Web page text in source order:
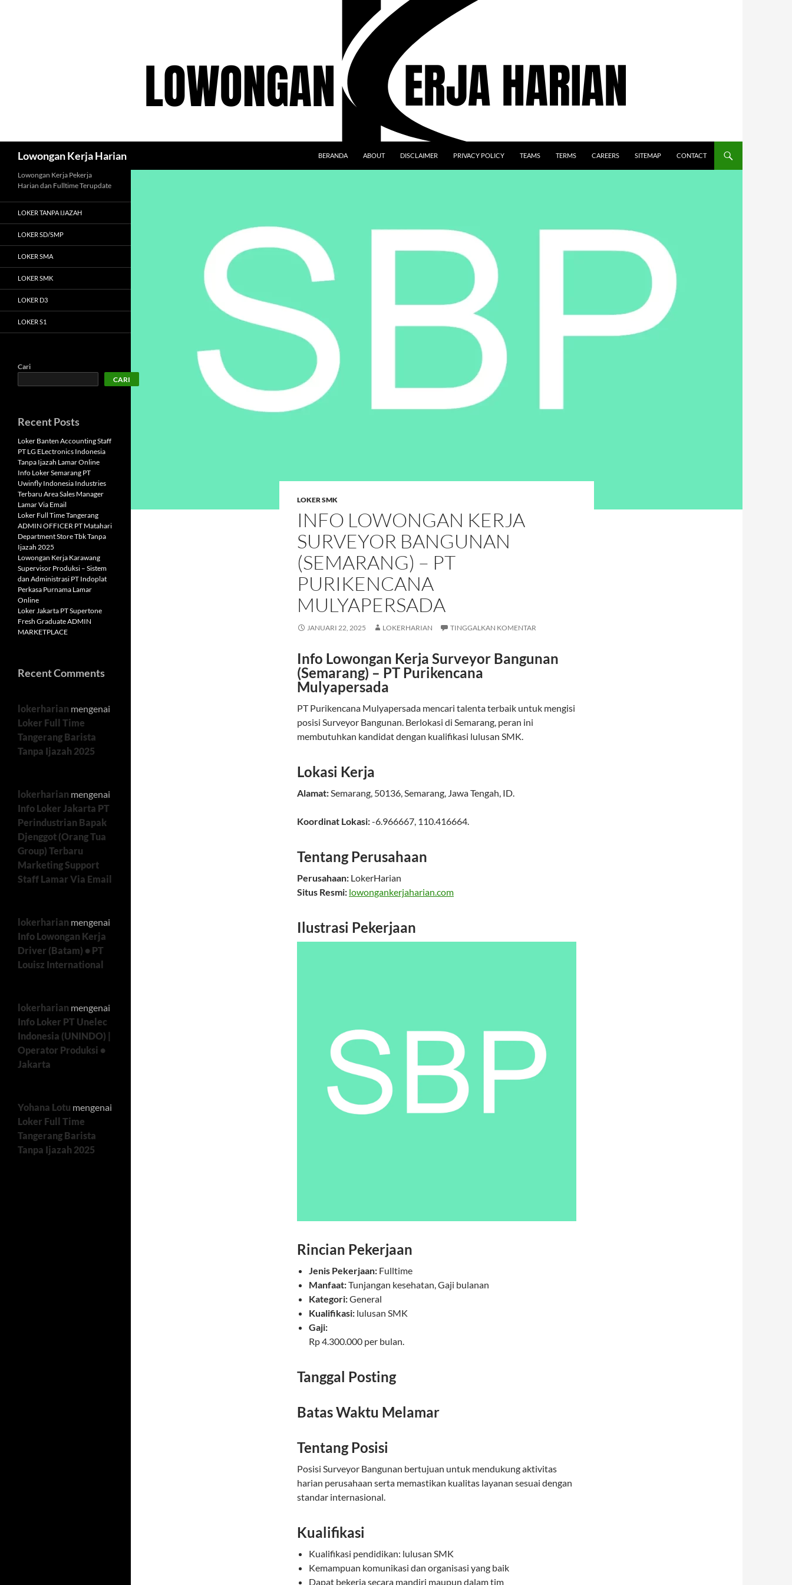
Lowongan Kerja Harian BERANDA ABOUT DISCLAIMER PRIVACY POLICY TEAMS TERMS CAREERS SITEMAP CONTACT
LOKER SMK
INFO LOWONGAN KERJA
SURVEYOR BANGUNAN
(SEMARANG) – PT
PURIKENCANA
MULYAPERSADA
JANUARI 22, 2025 LOKERHARIAN TINGGALKAN KOMENTAR
Info Lowongan Kerja Surveyor Bangunan
(Semarang) – PT Purikencana
Mulyapersada
PT Purikencana Mulyapersada mencari talenta terbaik untuk mengisi
posisi Surveyor Bangunan. Berlokasi di Semarang, peran ini
membutuhkan kandidat dengan kualifikasi lulusan SMK.
Lokasi Kerja
Alamat:Semarang, 50136,Semarang, Jawa Tengah, ID.
Koordinat Lokasi:-6.966667, 110.416664.
Tentang Perusahaan
Perusahaan: LokerHarian
Situs Resmi: lowongankerjaharian.com
Ilustrasi Pekerjaan
Rincian Pekerjaan
Jenis Pekerjaan: Fulltime
Manfaat:Tunjangan kesehatan, Gaji bulanan
Kategori:General
Kualifikasi: lulusan SMK
Gaji:
Rp 4.300.000 per bulan.
Tanggal Posting
Batas Waktu Melamar
Tentang Posisi
Posisi Surveyor Bangunan bertujuan untuk mendukung aktivitas
harian perusahaan serta memastikan kualitas layanan sesuai dengan
standar internasional.
Kualifikasi
Kualifikasi pendidikan: lulusan SMK
Kemampuan komunikasi dan organisasi yang baik
Dapat bekerja secara mandiri maupun dalam tim
Lowongan Kerja Pekerja
Harian dan Fulltime Terupdate
LOKER TANPA IJAZAH
LOKER SD/SMP
LOKER SMA
LOKER SMK
LOKER D3
LOKER S1
Cari
CARI
Recent Posts
Loker Banten Accounting Staff
PT LG ELectronics Indonesia
Tanpa Ijazah Lamar Online
Info Loker Semarang PT
Uwinfly Indonesia Industries
Terbaru Area Sales Manager
Lamar Via Email
Loker Full Time Tangerang
ADMIN OFFICER PT Matahari
Department Store Tbk Tanpa
Ijazah 2025
Lowongan Kerja Karawang
Supervisor Produksi – Sistem
dan Administrasi PT Indoplat
Perkasa Purnama Lamar
Online
Loker Jakarta PT Supertone
Fresh Graduate ADMIN
MARKETPLACE
Recent Comments
lokerharian mengenai
Loker Full Time
Tangerang Barista
Tanpa Ijazah 2025
lokerharian mengenai
Info Loker Jakarta PT
Perindustrian Bapak
Djenggot (Orang Tua
Group) Terbaru
Marketing Support
Staff Lamar Via Email
lokerharian mengenai
Info Lowongan Kerja
Driver (Batam) • PT
Louisz International
lokerharian mengenai
Info Loker PT Unelec
Indonesia (UNINDO) |
Operator Produksi •
Jakarta
Yohana Lotu mengenai
Loker Full Time
Tangerang Barista
Tanpa Ijazah 2025